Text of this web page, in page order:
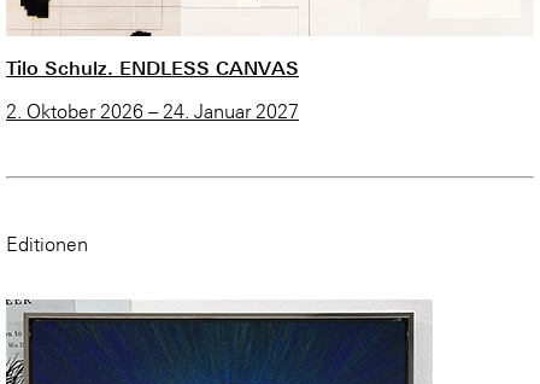
Tilo Schulz. ENDLESS CANVAS
2. Oktober 2026 – 24. Januar 2027
Editionen